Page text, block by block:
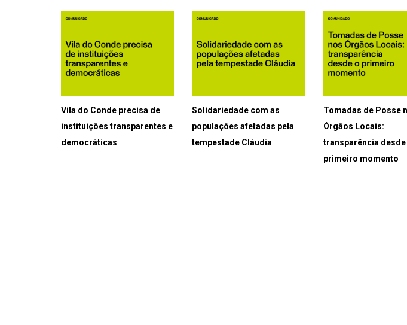
Vila do Conde precisa de
instituições transparentes e
democráticas
Solidariedade com as
populações afetadas pela
tempestade Cláudia
Tomadas de Posse
Órgãos Locais:
transparência desde
primeiro momento